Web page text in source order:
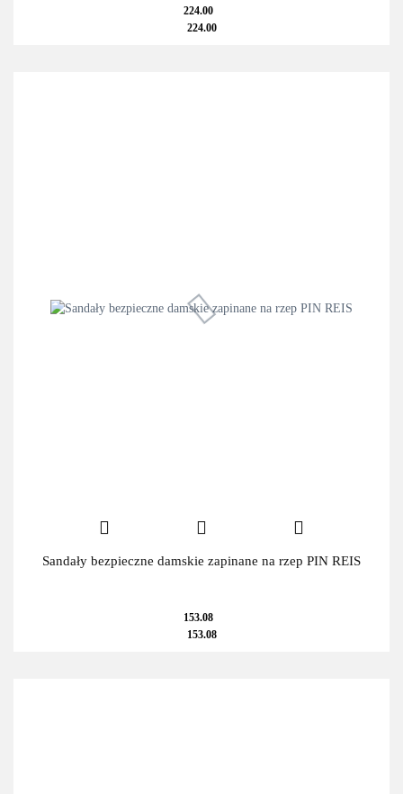
224.00
224.00
Sandały bezpieczne damskie zapinane na rzep PIN REIS
153.08
153.08